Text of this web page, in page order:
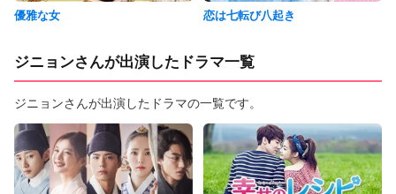
優雅な女 恋は七転び八起き
ジニョンさんが出演したドラマ一覧
ジニョンさんが出演したドラマの一覧です。